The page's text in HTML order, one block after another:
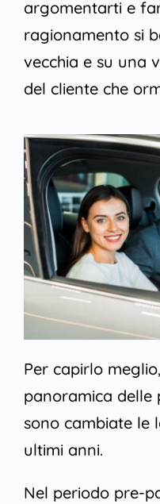
argomentarti e
ragionamento si
vecchia e su una
del cliente che
Per capirlo
panoramica delle
sono cambiate le
ultimi anni.
Nel periodo pre-